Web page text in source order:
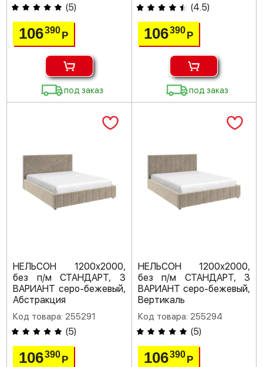
(5)
106390Р
под заказ
(4.5)
106390 Р
под заказ
НЕЛЬСОН 1200х2000,
без п/м СТАНДАРТ, 3
ВАРИАНТ серо-бежевый,
Абстракция
Код товара: 255291
(5)
106390Р
НЕЛЬСОН 1200х2000,
без п/м СТАНДАРТ, 3
ВАРИАНТ серо-бежевый,
Вертикаль
Код товара: 255294
(5)
106390 Р